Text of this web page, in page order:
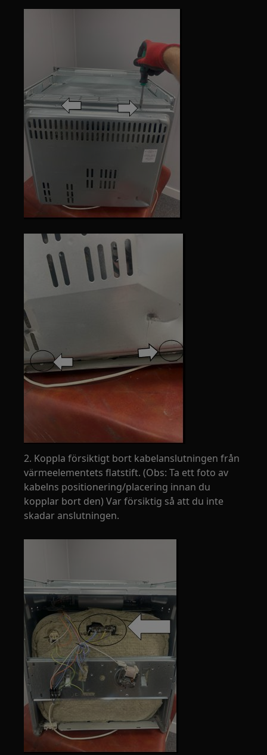
2. Koppla försiktigt bort kabelanslutningen från
värmeelementets flatstift. (Obs: Ta ett foto av
kabelns positionering/placering innan du
kopplar bort den) Var försiktig så att du inte
skadar anslutningen.